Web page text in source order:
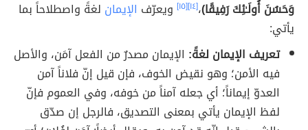
وَحَسُنَ أُولَـٰئِكَ رَفِيقًا)،[١٤] [١٥] ويعرّف الإيمان لغةً واصطلاحاً بما
يأتي:
تعريف الإيمان لغةً: الإيمان مصدرٌ من الفعل آمَن، والأصل
فيه الأمن؛ وهو نقيض الخوف، فإن قيل إنّ فلاناً آمن
العدوّ إيماناً؛ أي جعله آمناً من خوفه، وفي العموم فإنّ
لفظ الإيمان يأتي بمعنى التصديق، فالرجل إن صدّق